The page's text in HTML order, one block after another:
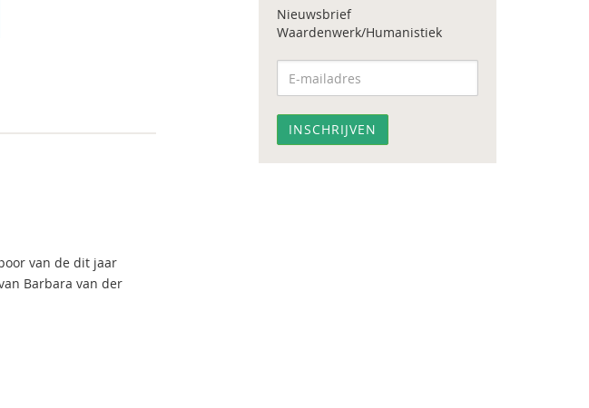
van de dit jaar
Barbara van der
Nieuwsbrief
Waardenwerk/Humanistiek